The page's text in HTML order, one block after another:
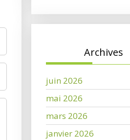
Archives
juin 2026
mai 2026
mars 2026
janvier 2026